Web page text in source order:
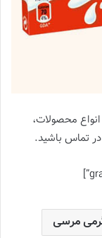
محصولات،
تماس باشید.